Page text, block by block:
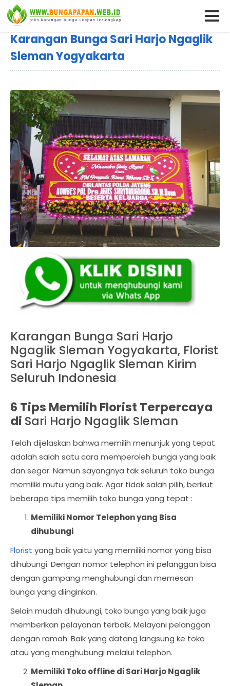
Karangan Bunga Sari Harjo Ngaglik
Sleman Yogyakarta
Karangan Bunga Sari Harjo
Ngaglik Sleman Yogyakarta, Florist
Sari Harjo Ngaglik Sleman Kirim
Seluruh Indonesia
6 Tips Memilih Florist Terpercaya
di Sari Harjo Ngaglik Sleman
Telah dijelaskan bahwa memilih menunjuk yang tepat
adalah salah satu cara memperoleh bunga yang baik
dan segar. Namun sayangnya tak seluruh toko bunga
memiliki mutu yang baik. Agar tidak salah pilih, berikut
beberapa tips memilih toko bunga yang tepat :
Memiliki Nomor Telephon yang Bisa
dihubungi
Florist yang baik yaitu yang memiliki nomor yang bisa
dihubungi. Dengan nomor telephon ini pelanggan bisa
dengan gampang menghubungi dan memesan
bunga yang diinginkan.
Selain mudah dihubungi, toko bunga yang baik juga
memberikan pelayanan terbaik. Melayani pelanggan
dengan ramah. Baik yang datang langsung ke toko
atau yang menghubungi melalui telephon.
Memiliki Toko offline di Sari Harjo Ngaglik